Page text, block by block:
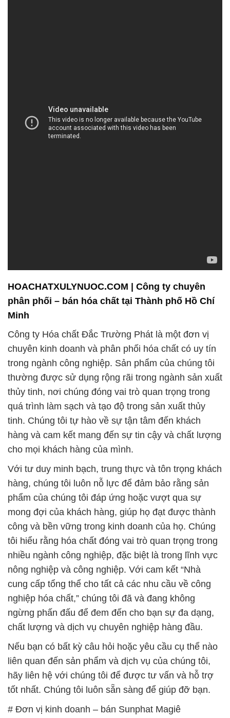
HOACHATXULYNUOC.COM | Công ty chuyên
phân phối – bán hóa chất tại Thành phố Hồ Chí
Minh
Công ty Hóa chất Đắc Trường Phát là một đơn vị
chuyên kinh doanh và phân phối hóa chất có uy tín
trong ngành công nghiệp. Sản phẩm của chúng tôi
thường được sử dụng rộng rãi trong ngành sản xuất
thủy tinh, nơi chúng đóng vai trò quan trọng trong
quá trình làm sạch và tạo độ trong sản xuất thủy
tinh. Chúng tôi tự hào về sự tận tâm đến khách
hàng và cam kết mang đến sự tin cậy và chất lượng
cho mọi khách hàng của mình.
Với tư duy minh bạch, trung thực và tôn trọng khách
hàng, chúng tôi luôn nỗ lực để đảm bảo rằng sản
phẩm của chúng tôi đáp ứng hoặc vượt qua sự
mong đợi của khách hàng, giúp họ đạt được thành
công và bền vững trong kinh doanh của họ. Chúng
tôi hiểu rằng hóa chất đóng vai trò quan trọng trong
nhiều ngành công nghiệp, đặc biệt là trong lĩnh vực
nông nghiệp và công nghiệp. Với cam kết “Nhà
cung cấp tổng thể cho tất cả các nhu cầu về công
nghiệp hóa chất,” chúng tôi đã và đang không
ngừng phấn đấu để đem đến cho bạn sự đa dạng,
chất lượng và dịch vụ chuyên nghiệp hàng đầu.
Nếu bạn có bất kỳ câu hỏi hoặc yêu cầu cụ thể nào
liên quan đến sản phẩm và dịch vụ của chúng tôi,
hãy liên hệ với chúng tôi để được tư vấn và hỗ trợ
tốt nhất. Chúng tôi luôn sẵn sàng để giúp đỡ bạn.
# Đơn vị kinh doanh – bán Sunphat Magiê